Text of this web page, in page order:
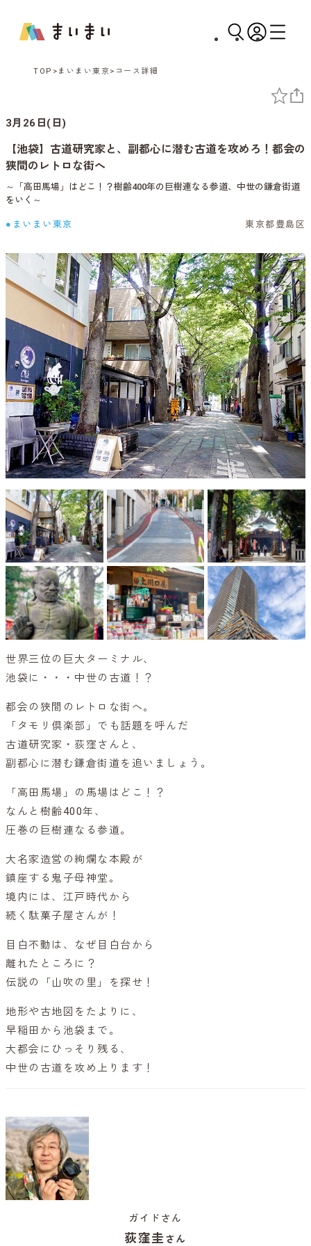
TOP まいまい東京 コース詳細
3月26日(日)
【池袋】古道研究家と、副都心に潜む古道を攻めろ！都会の
狭間のレトロな街へ
～「高田馬場」はどこ！？樹齢400年の巨樹連なる参道、中世の鎌倉街道
をいく～
●まいまい東京 東京都豊島区
世界三位の巨大ターミナル、
池袋に・・・中世の古道！？
都会の狭間のレトロな街へ。
「タモリ倶楽部」でも話題を呼んだ
古道研究家・荻窪さんと、
副都心に潜む鎌倉街道を追いましょう。
「高田馬場」の馬場はどこ！？
なんと樹齢400年、
圧巻の巨樹連なる参道。
大名家造営の絢爛な本殿が
鎮座する鬼子母神堂。
境内には、江戸時代から
続く駄菓子屋さんが！
目白不動は、なぜ目白台から
離れたところに？
伝説の「山吹の里」を探せ！
地形や古地図をたよりに、
早稲田から池袋まで。
大都会にひっそり残る、
中世の古道を攻め上ります！
ガイドさん
荻窪圭 さん